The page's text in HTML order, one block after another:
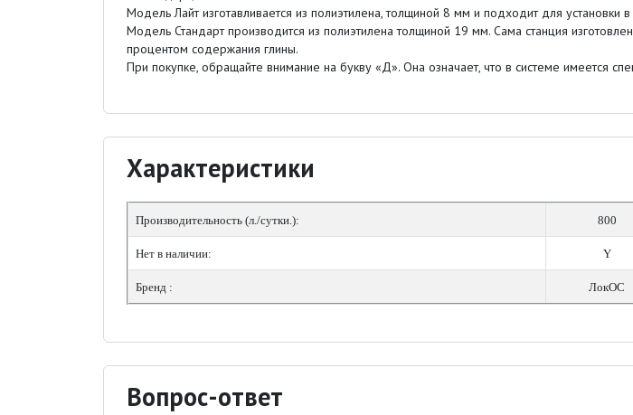
Модель Лайт изготавливается из полиэтилена, толщиной 8 мм и подходит для установки
Модель Стандарт производится из полиэтилена толщиной 19 мм. Сама станция
процентом содержания глины.
При покупке, обращайте внимание на букву «Д». Она означает, что в системе имеется
Характеристики
Производительность (л./сутки.): 800
Нет в наличии: Y
Бренд : ЛокОС
Вопрос-ответ